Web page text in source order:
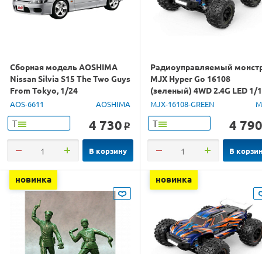
Сборная модель AOSHIMA
Nissan Silvia S15 The Two Guys
From Tokyo, 1/24
AOS-6611 AOSHIMA
Т 4 730 o
В корзину
Радиоуправляемый
MJX Hyper Go 16108
(зеленый) 4WD 2.4G LED 1/
RTR
MJX-16108-GREEN
Т 4 790
В
новинка новинка